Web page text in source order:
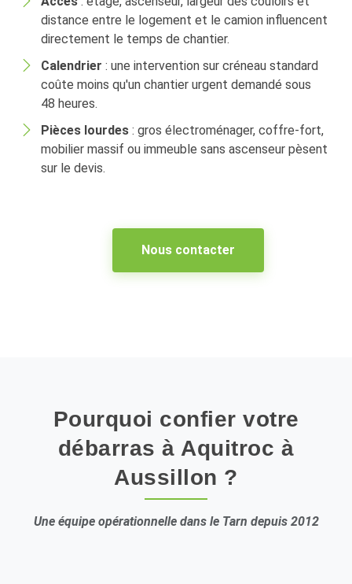
distance entre le logement et le camion influencent
directement le temps de chantier.
Calendrier : une intervention sur créneau standard
coûte moins qu'un chantier urgent demandé sous
48 heures.
Pièces lourdes : gros électroménager, coffre-fort,
mobilier massif ou immeuble sans ascenseur pèsent
sur le devis.
Nous contacter
Pourquoi confier votre
débarras à Aquitroc à
Aussillon ?
Une équipe opérationnelle dans le Tarn depuis 2012